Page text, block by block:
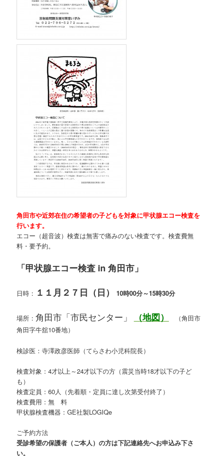
角田市や近郊在住の希望者の子どもを対象に甲状腺エコー検査を
行います。
エコー（超音波）検査は無害で痛みのない検査です。検査費無
料・要予約。
「甲状腺エコー検査 in 角田市」
日時： １１月２７日（日） 10時00分～15時30分
場所：角田市「市民センター」 （地図）
（角田市
角田字牛舘10番地）
検診医：寺澤政彦医師（てらさわ小児科院長）
検査対象：4才以上～24才以下の方（震災当時18才以下の子ど
も）
検査定員：60人（先着順・定員に達し次第受付終了）
検査費用：無 料
甲状腺検査機器：GE社製LOGIQe
ご予約方法
受診希望の保護者（ご本人）の方は下記連絡先へお申込み下さ
い。